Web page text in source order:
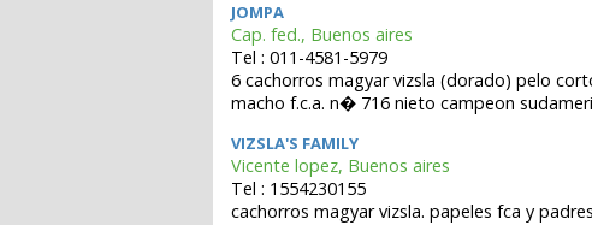
JOMPA
Cap. fed., Buenos aires
Tel : 011-4581-5979
6 cachorros magyar vizsla (dorado) pelo
macho f.c.a. n� 716 nieto campeon
VIZSLA'S FAMILY
Vicente lopez, Buenos aires
Tel : 1554230155
cachorros magyar vizsla. papeles fca y